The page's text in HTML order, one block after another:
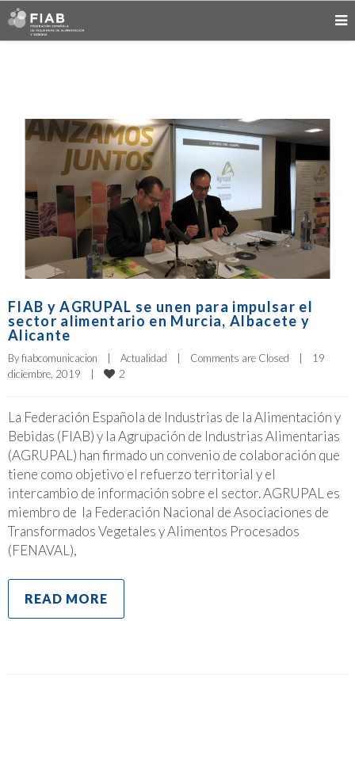
FIAB y AGRUPAL se unen para impulsar el
sector alimentario en Murcia, Albacete y
Alicante
By fiabcomunicacion Actualidad Comments are Closed
19
diciembre, 2019
2
La Federación Española de Industrias de la Alimentación y
Bebidas (FIAB) y la Agrupación de Industrias Alimentarias
(AGRUPAL) han firmado un convenio de colaboración que
tiene como objetivo el refuerzo territorial y el
intercambio de información sobre el sector. AGRUPAL es
miembro de la Federación Nacional de Asociaciones de
Transformados Vegetales y Alimentos Procesados
(FENAVAL),
READ MORE